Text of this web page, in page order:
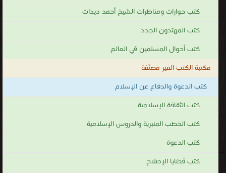
كتب حوارات ومناظرات الشيخ أحمد ديدات
كتب المهتدون الجدد
كتب أحوال المسلمين في العالم
مكتبة الكتب الغير مصنّفة
كتب الدعوة والدفاع عن الإسلام
كتب الثقافة الإسلامية
كتب الخطب المنبرية والدروس الإسلامية
كتب الدعوة
كتب قضايا الإصلاح